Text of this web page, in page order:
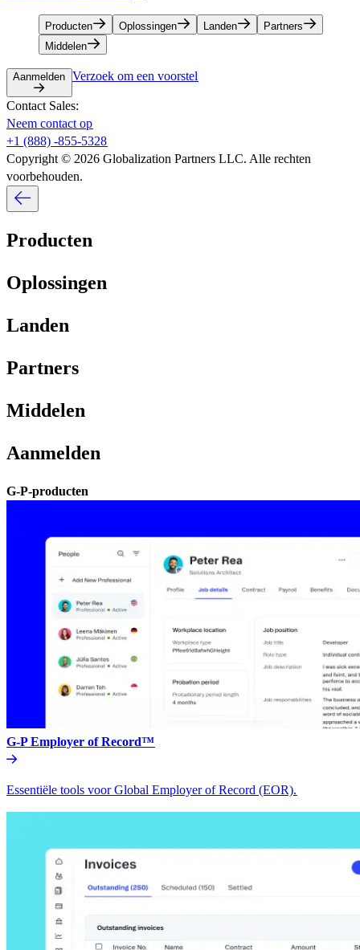
Producten​​ Oplossingen​​ Landen​​
Partners​​
Middelen​​
Aanmelden​​ Verzoek om een voorstel​​
Contact Sales:​​
Neem contact op​​
+1 (888) -855-5328​​
Copyright © 2026 Globalization Partners LLC. Alle rechten
voorbehouden.​​
Producten​​
Oplossingen​​
Landen​​
Partners​​
Middelen​​
Aanmelden​​
G-P-producten​​
G-P Employer of Record™​​
Essentiële tools voor Global Employer of Record (EOR).​​